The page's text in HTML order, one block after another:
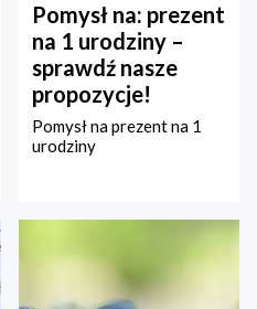
Pomysł na: prezent
na 1 urodziny –
sprawdź nasze
propozycje!
Pomysł na prezent na 1
urodziny